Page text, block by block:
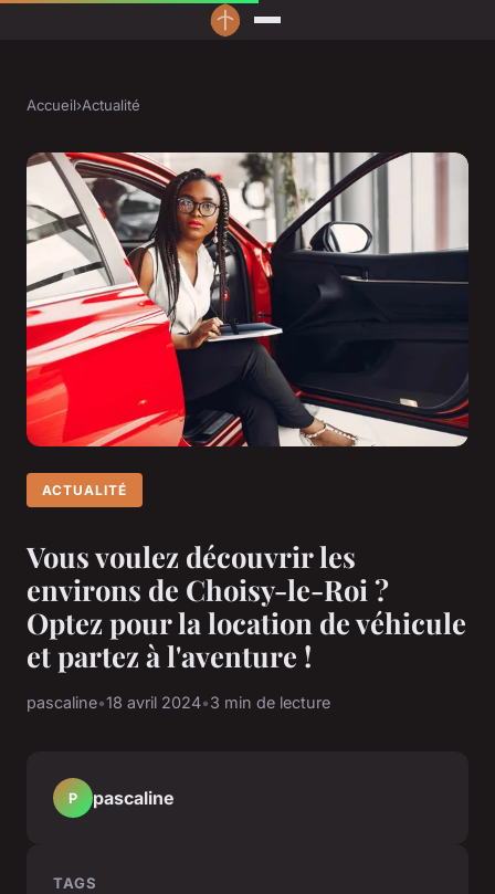
Accueil›Actualité
ACTUALITÉ
Vous voulez découvrir les
environs de Choisy-le-Roi ?
Optez pour la location de véhicule
et partez à l'aventure !
pascaline•18 avril 2024•3 min de lecture
P pascaline
TAGS